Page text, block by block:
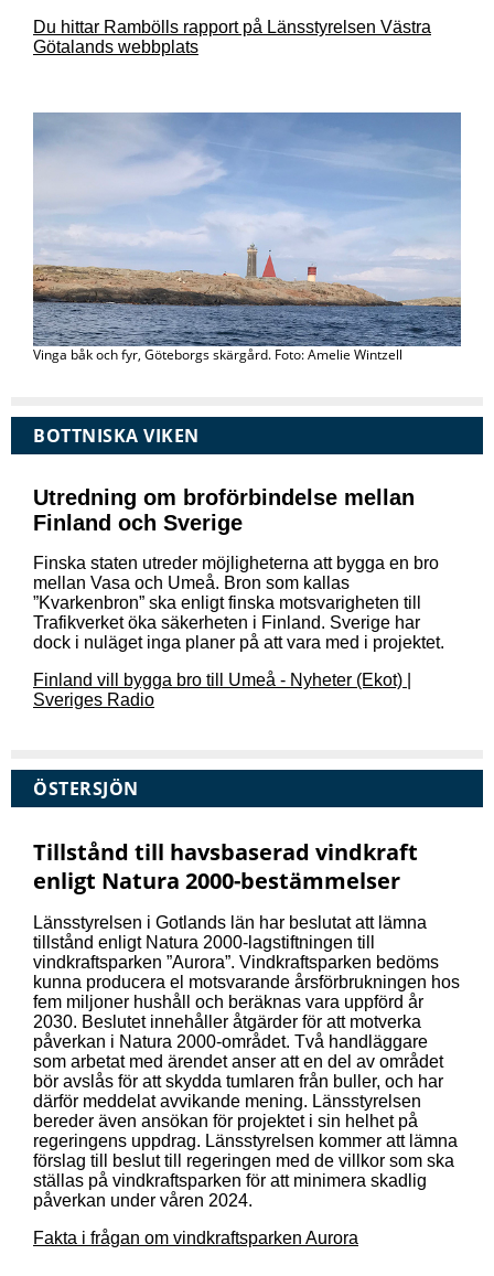
Du hittar Rambölls rapport på Länsstyrelsen Västra
Götalands webbplats
Vinga båk och fyr, Göteborgs skärgård. Foto: Amelie Wintzell
BOTTNISKA VIKEN
Utredning om broförbindelse mellan
Finland och Sverige
Finska staten utreder möjligheterna att bygga en bro
mellan Vasa och Umeå. Bron som kallas
”Kvarkenbron” ska enligt finska motsvarigheten till
Trafikverket öka säkerheten i Finland. Sverige har
dock i nuläget inga planer på att vara med i projektet.
Finland vill bygga bro till Umeå - Nyheter (Ekot) |
Sveriges Radio
ÖSTERSJÖN
Tillstånd till havsbaserad vindkraft
enligt Natura 2000-bestämmelser
Länsstyrelsen i Gotlands län har beslutat att lämna
tillstånd enligt Natura 2000-lagstiftningen till
vindkraftsparken ”Aurora”. Vindkraftsparken bedöms
kunna producera el motsvarande årsförbrukningen hos
fem miljoner hushåll och beräknas vara uppförd år
2030. Beslutet innehåller åtgärder för att motverka
påverkan i Natura 2000-området. Två handläggare
som arbetat med ärendet anser att en del av området
bör avslås för att skydda tumlaren från buller, och har
därför meddelat avvikande mening. Länsstyrelsen
bereder även ansökan för projektet i sin helhet på
regeringens uppdrag. Länsstyrelsen kommer att lämna
förslag till beslut till regeringen med de villkor som ska
ställas på vindkraftsparken för att minimera skadlig
påverkan under våren 2024.
Fakta i frågan om vindkraftsparken Aurora